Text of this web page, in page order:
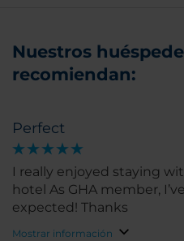
Nuestros
recomiendan:
Perfect
I really enjoyed staying
hotel As GHA member,
expected! Thanks
Mostrar información